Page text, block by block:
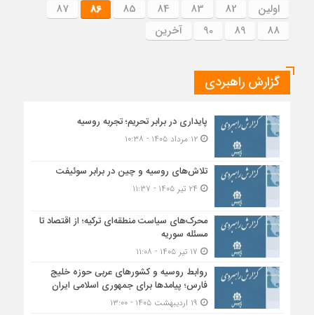
اولین 82
83
84
85
86
87
88
89
90 آخرین
گزارش راهبردی
پایداری در برابر تحریم؛ تجربه روسیه
۱۲ مرداد ۱۴۰۵ - ۱۰:۳۸
تلاش‌های روسیه و چین در برابر سوئیفت
محرک‌های سیاست منطقه‌‎ای ترکیه؛ از اقتصاد تا
مسئله سوریه
روابط روسیه و کشورهای عربی حوزه خلیج
فارس؛ پیامدها برای جمهوری اسلامی ایران